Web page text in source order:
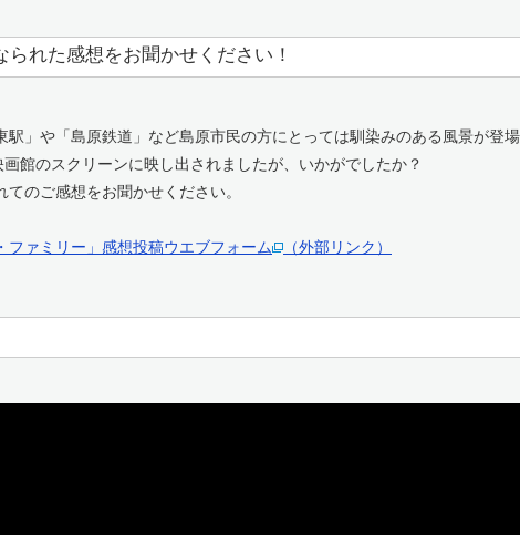
られた感想をお聞かせください！
」や「島原鉄道」など島原市民の方にとっては馴染みのある風景が登場
館のスクリーンに映し出されましたが、いかがでしたか？
のご感想をお聞かせください。
ファミリー」感想投稿ウエブフォーム （外部リンク）